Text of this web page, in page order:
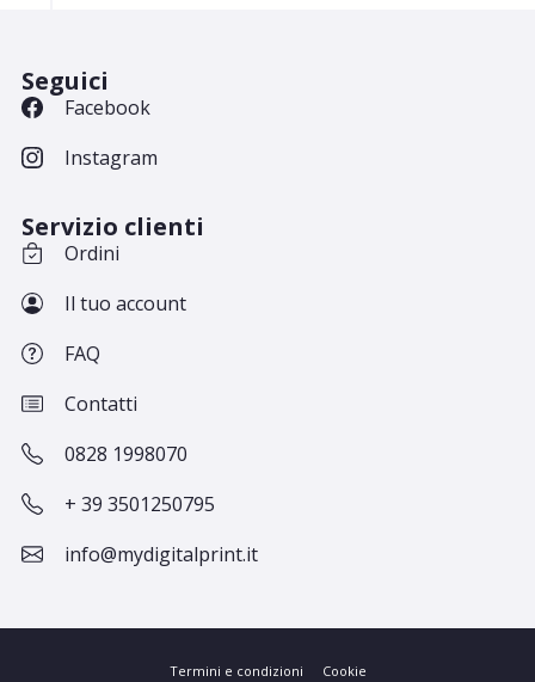
Servizio clienti
Ordini
Il tuo account
FAQ
Contatti
0828 1998070
+ 39 3501250795
info@mydigitalprint.it
Seguici
Facebook
Instagram
Termini e condizioni Cookie